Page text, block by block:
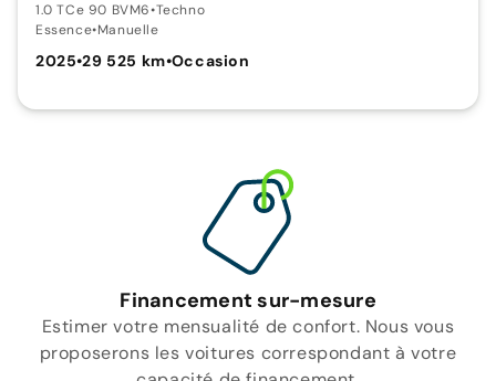
1.0 TCe 90 BVM6•Techno
Essence•Manuelle
2025•29 525 km•Occasion
Financement sur-mesure
Estimer votre mensualité de confort. Nous vous
proposerons les voitures correspondant à votre